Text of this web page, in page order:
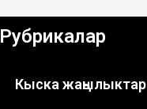
Рубрикалар
Кыска жаңылыктар